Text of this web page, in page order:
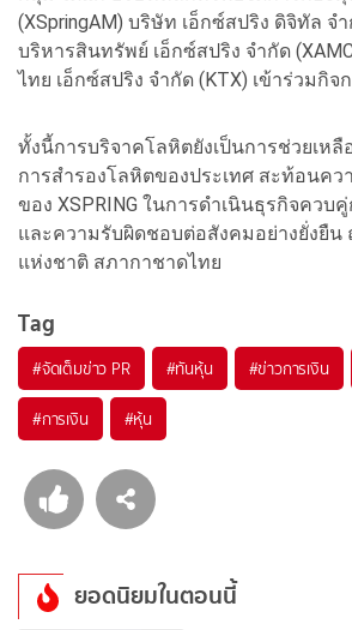
(XSpringAM) บริษัท เอ็กซ์สปริง ดิจิทัล จ
บริหารสินทรัพย์ เอ็กซ์สปริง จำกัด
ไทย เอ็กซ์สปริง จำกัด (KTX) เข้าร่วมกิจ
ทั้งนี้การบริจาคโลหิตยังเป็นการช่วยเห
การสำรองโลหิตของประเทศ สะท้อนค
ของ XSPRING ในการดำเนินธุรกิจคว
และความรับผิดชอบต่อสังคมอย่างยั่งยื
แห่งชาติ สภากาชาดไทย
Tag
#จัดเต็มข่าว PR #ทันหุ้น #ข่าวการเงิน
#การเงิน #หุ้น
ยอดนิยมในตอนนี้